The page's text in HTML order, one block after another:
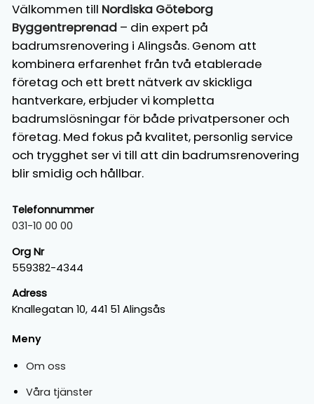
Välkommen till Nordiska Göteborg
Byggentreprenad – din expert på
badrumsrenovering i Alingsås. Genom att
kombinera erfarenhet från två etablerade
företag och ett brett nätverk av skickliga
hantverkare, erbjuder vi kompletta
badrumslösningar för både privatpersoner och
företag. Med fokus på kvalitet, personlig service
och trygghet ser vi till att din badrumsrenovering
blir smidig och hållbar.
Telefonnummer
031-10 00 00
Org Nr
559382-4344
Adress
Knallegatan 10, 441 51 Alingsås
Meny
Om oss
Våra tjänster